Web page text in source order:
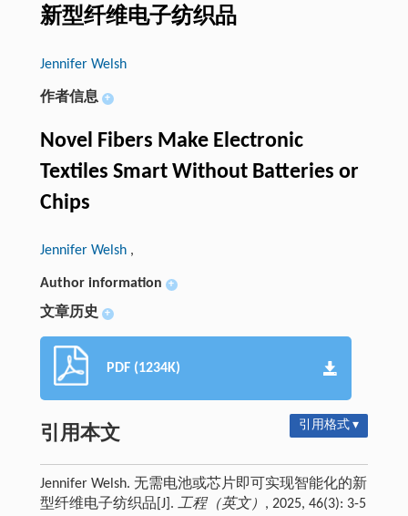
新型纤维电子纺织品
Jennifer Welsh
作者信息 +
Novel Fibers Make Electronic
Textiles Smart Without Batteries or
Chips
Jennifer Welsh ,
Author information +
文章历史 +
PDF (1234K)
引用本文 引用格式 ▾
Jennifer Welsh. 无需电池或芯片即可实现智能化的新
型纤维电子纺织品[J]. 工程（英文） , 2025, 46(3): 3-5